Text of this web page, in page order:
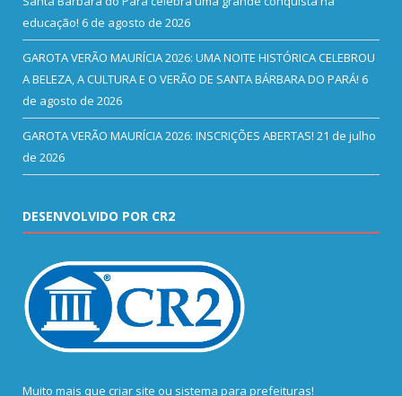
educação! 6 de agosto de 2026
GAROTA VERÃO MAURÍCIA 2026: UMA NOITE HISTÓRICA CELEBROU
A BELEZA, A CULTURA E O VERÃO DE SANTA BÁRBARA DO PARÁ! 6
de agosto de 2026
GAROTA VERÃO MAURÍCIA 2026: INSCRIÇÕES ABERTAS! 21 de julho
de 2026
DESENVOLVIDO POR CR2
Muito mais que criar site ou sistema para prefeituras!